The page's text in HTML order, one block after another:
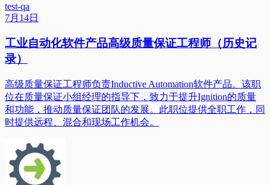
test-qa
7月14日
工业自动化软件产品高级质量保证工程师（历史记
录）
高级质量保证工程师负责Inductive Automation软件产品。该职
位在质量保证小组经理的指导下，致力于提升Ignition的质量
和功能，推动质量保证团队的发展。此职位提供全职工作，同
时提供远程、混合和现场工作机会。